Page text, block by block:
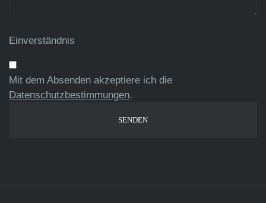
Einverständnis
Mit dem Absenden akzeptiere ich die
Datenschutzbestimmungen.